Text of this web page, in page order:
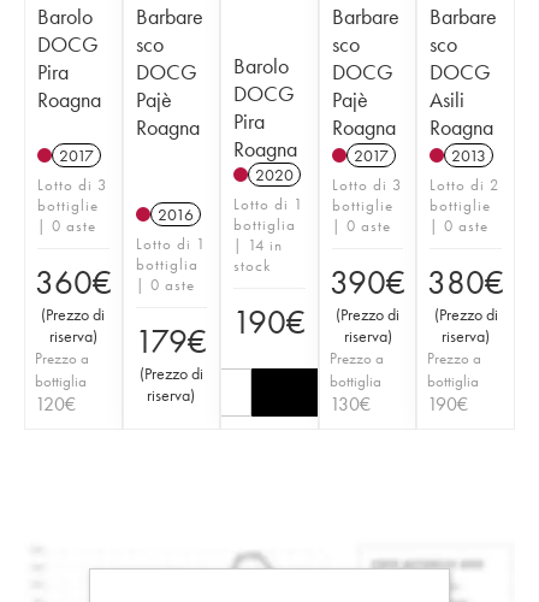
Barolo
DOCG
Pira
Roagna
2017
Lotto di 3
bottiglie
| 0 aste
360€
(Prezzo di
riserva)
Prezzo a
bottiglia
120€
Barbare
sco
DOCG
Pajè
Roagna
2016
Lotto di 1
bottiglia
| 0 aste
179€
(Prezzo di
riserva)
Barolo
DOCG
Pira
Roagna
2020
Lotto di 1
bottiglia
| 14 in
stock
190€
Barbare
sco
DOCG
Pajè
Roagna
2017
Lotto di 3
bottiglie
| 0 aste
390€
(Prezzo di
riserva)
Prezzo a
bottiglia
130€
Barbare
sco
DOCG
Asili
Roagna
2013
Lotto di 2
bottiglie
| 0 aste
380€
(Prezzo di
riserva)
Prezzo a
bottiglia
190€